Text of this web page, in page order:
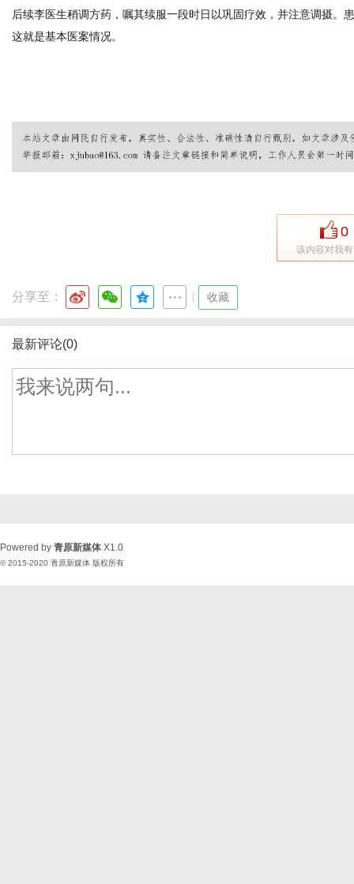
后续李医生稍调方药，嘱其续服一段时日以巩固疗效，并注意调摄。
这就是基本医案情况。
0
该内容对我
分享至： 收藏
最新评论(0)
Powered by 青原新媒体 X1.0
© 2015-2020 青原新媒体 版权所有